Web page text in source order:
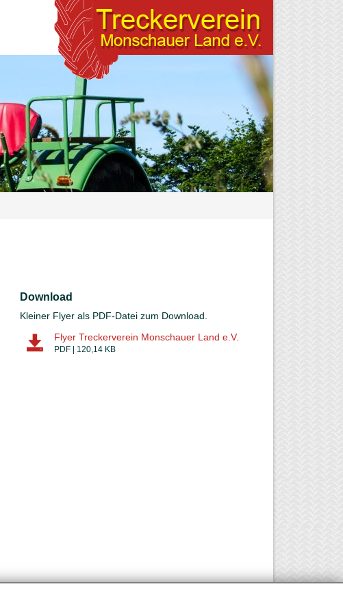
Download
Kleiner Flyer als PDF-Datei zum Download.
Flyer Treckerverein Monschauer Land e.V.
PDF | 120,14 KB